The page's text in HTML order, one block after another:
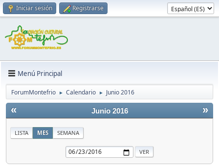
Iniciar sesión Registrarse
Menú Principal
ForumMontefrio ► Calendario ► Junio 2016
« »
Junio 2016
LISTA MES SEMANA